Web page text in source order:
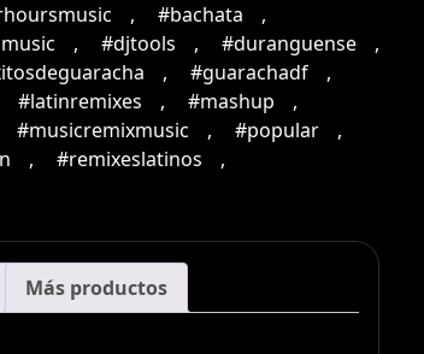
, #bachata
,
, #djtools , #duranguense
,
, #guarachadf
,
#latinremixes , #mashup
,
#musicremixmusic , #popular
,
, #remixeslatinos
,
Más productos